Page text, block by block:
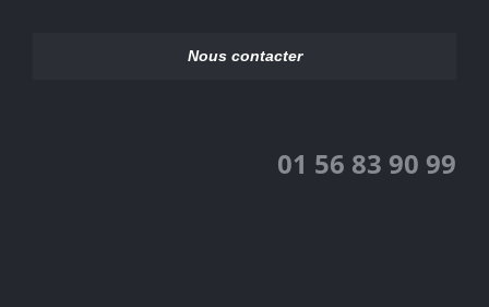
Nous contacter
01 56 83 90 99